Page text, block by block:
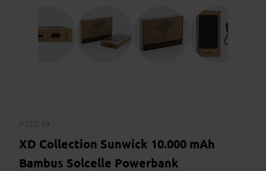
P322.39
XD Collection Sunwick 10.000 mAh
Bambus Solcelle Powerbank